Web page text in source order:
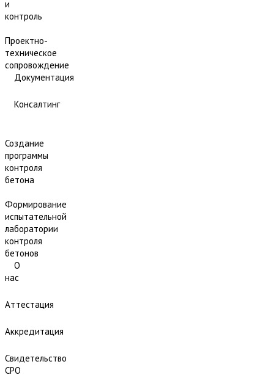
и
контроль
Проектно-
техническое
сопровождение
Документация
Консалтинг
Создание
программы
контроля
бетона
Формирование
испытательной
лаборатории
контроля
бетонов
О
нас
Аттестация
Аккредитация
Свидетельство
СРО